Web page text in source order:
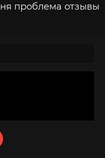
проблема отзывы